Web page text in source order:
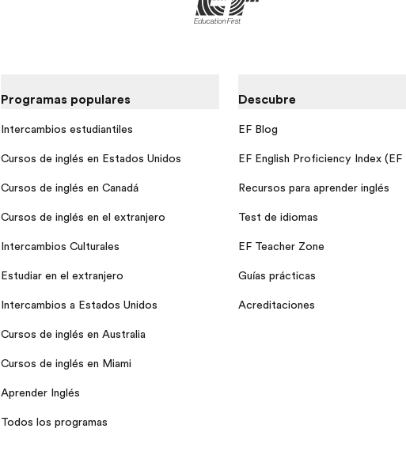
Programas populares
Intercambios estudiantiles
Cursos de inglés en Estados Unidos
Cursos de inglés en Canadá
Cursos de inglés en el extranjero
Intercambios Culturales
Estudiar en el extranjero
Intercambios a Estados Unidos
Cursos de inglés en Australia
Cursos de inglés en Miami
Aprender Inglés
Todos los programas
Descubre
EF Blog
EF English Proficiency Index (EF
Recursos para aprender inglés
Test de idiomas
EF Teacher Zone
Guías prácticas
Acreditaciones